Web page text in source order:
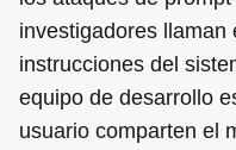
investigadores llaman
instrucciones del
equipo de desarrollo
usuario comparten el